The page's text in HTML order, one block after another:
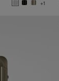
+1